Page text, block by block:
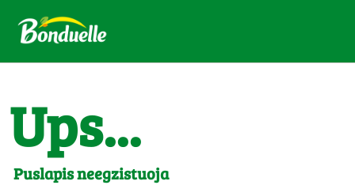
Ups...
Puslapis neegzistuoja